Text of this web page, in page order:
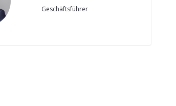
Geschäftsführer